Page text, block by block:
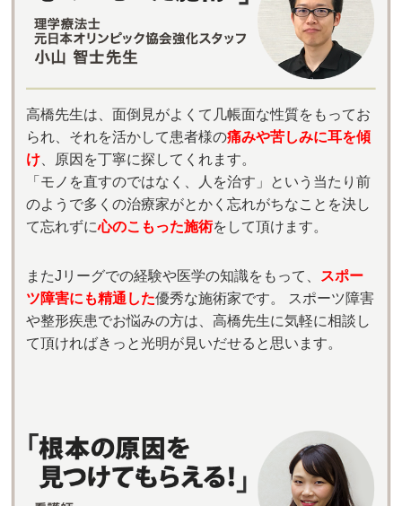
高橋先生は、面倒見がよくて几帳面な性質をもってお
られ、それを活かして患者様の痛みや苦しみに耳を傾
け 、原因を丁寧に探してくれます。
「モノを直すのではなく、人を治す」という当たり前
のようで多くの治療家がとかく忘れがちなことを決し
て忘れずに心のこもった施術をして頂けます。
またJリーグでの経験や医学の知識をもって、
スポー
ツ障害にも精通した優秀な施術家です。 スポーツ障害
や整形疾患でお悩みの方は、高橋先生に気軽に相談し
て頂ければきっと光明が見いだせると思います。